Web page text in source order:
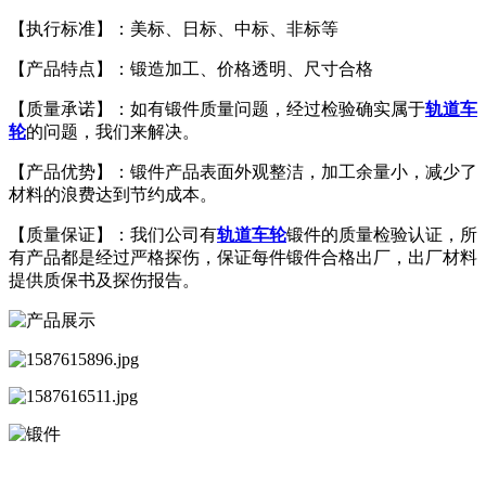
【执行标准】：美标、日标、中标、非标等
【产品特点】：锻造加工、价格透明、尺寸合格
【质量承诺】：如有锻件质量问题，经过检验确实属于轨道车
轮的问题，我们来解决。
【产品优势】：锻件产品表面外观整洁，加工余量小，减少了
材料的浪费达到节约成本。
【质量保证】：我们公司有轨道车轮锻件的质量检验认证，所
有产品都是经过严格探伤，保证每件锻件合格出厂，出厂材料
提供质保书及探伤报告。